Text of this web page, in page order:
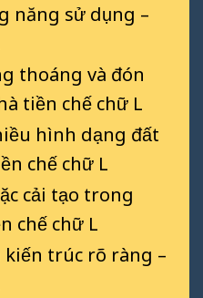
năng sử dụng –
thoáng và đón
tiền chế chữ L
hình dạng đất
chế chữ L
cải tạo trong
chế chữ L
trúc rõ ràng –